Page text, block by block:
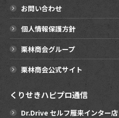
お問い合わせ
個人情報保護方針
栗林商会グループ
栗林商会公式サイト
くりせきハピプロ通信
Dr.Drive セルフ雁来インター店